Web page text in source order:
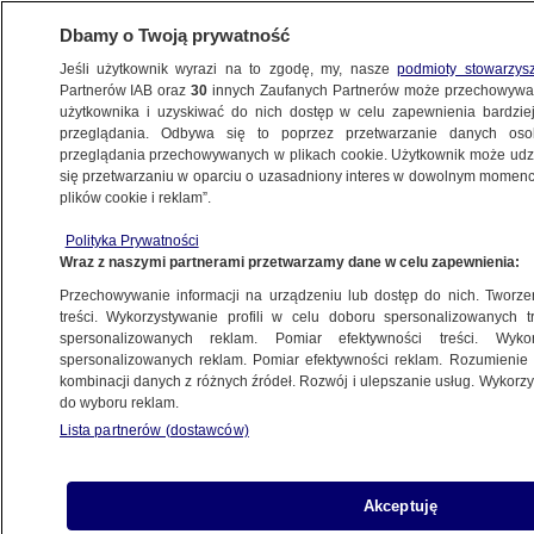
TRÓJMIASTO
z pięcioletnią córką i uciekł
4.03.2026, 14:46
Udostępnij
Dbamy o Twoją prywatność
Jeśli użytkownik wyrazi na to zgodę, my, naszepodmioty
Partnerów IAB oraz30 innych Zaufanych Partnerów może
użytkownika i uzyskiwać do nich dostęp w celu zapewnienia
przeglądania. Odbywa się to poprzez przetwarzanie danych
przeglądania przechowywanych w plikach cookie. Użytkownik może
się przetwarzaniu w oparciu o uzasadniony interes w dowolnym
plików cookie i reklam”.
Polityka Prywatności
Wraz z naszymi partnerami przetwarzamy dane w celu zapewnienia:
Przechowywanie informacji na urządzeniu lub dostęp do nich.
treści. Wykorzystywanie profili w celu doboru spersonalizowanych
spersonalizowanych reklam. Pomiar efektywności treści.
spersonalizowanych reklam. Pomiar efektywności reklam.
kombinacji danych z różnych źródeł. Rozwój i ulepszanie usług.
do wyboru reklam.
Lista partnerów (dostawców)
Akceptuję